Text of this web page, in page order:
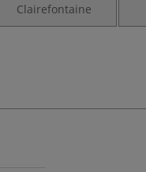
Clairefontaine